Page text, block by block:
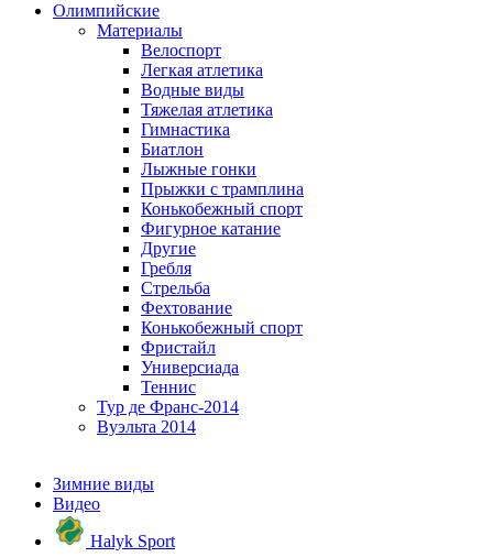
Олимпийские
Материалы
Велоспорт
Легкая атлетика
Водные виды
Тяжелая атлетика
Гимнастика
Биатлон
Лыжные гонки
Прыжки с трамплина
Конькобежный спорт
Фигурное катание
Другие
Гребля
Стрельба
Фехтование
Конькобежный спорт
Фристайл
Универсиада
Теннис
Тур де Франс-2014
Вуэльта 2014
Зимние виды
Видео
Halyk Sport